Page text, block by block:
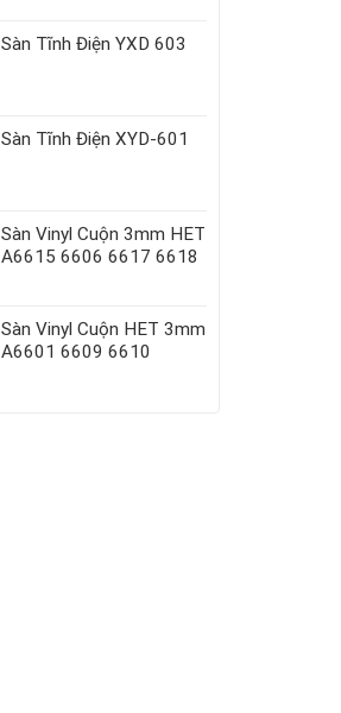
Sàn Tĩnh Điện YXD 603
Sàn Tĩnh Điện XYD-601
Sàn Vinyl Cuộn 3mm HET
A6615 6606 6617 6618
Sàn Vinyl Cuộn HET 3mm
A6601 6609 6610